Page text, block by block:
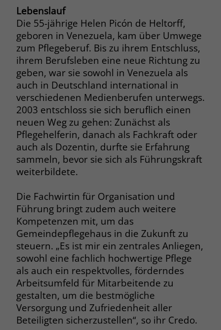
Lebenslauf
Die 55-jährige Helen Picón de Heltorff,
geboren in Venezuela, kam über Umwege
zum Pflegeberuf. Bis zu ihrem Entschluss,
ihrem Berufsleben eine neue Richtung zu
geben, war sie sowohl in Venezuela als
auch in Deutschland international in
verschiedenen Medienberufen unterwegs.
2003 entschloss sie sich beruflich einen
neuen Weg zu gehen: Zunächst als
Pflegehelferin, danach als Fachkraft oder
auch als Dozentin, durfte sie Erfahrung
sammeln, bevor sie sich als Führungskraft
weiterbildete.
Die Fachwirtin für Organisation und
Führung bringt zudem auch weitere
Kompetenzen mit, um das
Gemeindepflegehaus in die Zukunft zu
steuern. „Es ist mir ein zentrales Anliegen,
sowohl eine fachlich hochwertige Pflege
als auch ein respektvolles, förderndes
Arbeitsumfeld für Mitarbeitende zu
gestalten, um die bestmögliche
Versorgung und Zufriedenheit aller
Beteiligten sicherzustellen“, so ihr Credo.
Name PHPSESSID
Anbieter stiftung-liebenau.de
Laufzeit Session
Zweck
Behält die Zustände des Benutzers bei
allen Seitenanfragen bei.
Name cookie_optin
Anbieter www.stiftung-liebenau.de
Laufzeit 1 Monat
Zweck
Behält die Zustimmung des Benutzers
zum Cookie Opt-In
Name __cf_bm
Anbieter .fonts.net
Laufzeit 30 Minuten
Zweck
This cookie, set by Cloudflare, is used to
support Cloudflare Bot Management.
Zweck
exklusiv für diese Website zu speichern.
Dadurch wird gewährleistet, dass
Aktionen, die bei späteren Besuchen
derselben Website durchgeführt
werden, mit derselben
Benutzerkennung verknüpft werden.
Name _clsk
Anbieter www.clarity.ms
Laufzeit 1 Jahr
Zweck
Microsoft Clarity setzt dieses Cookie,
zu speichern und in einer einzigen
Sitzungsaufzeichnung
zusammenzufassen.
Name _gcl_au
Anbieter Google Ads
Laufzeit 90 Tage
Zweck Enthält eine zufallsgenerierte User-ID.